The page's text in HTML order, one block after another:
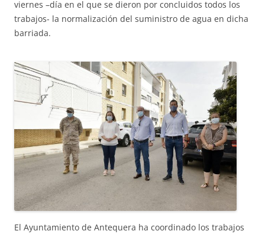
viernes –día en el que se dieron por concluidos todos los
trabajos- la normalización del suministro de agua en dicha
barriada.
El Ayuntamiento de Antequera ha coordinado los trabajos